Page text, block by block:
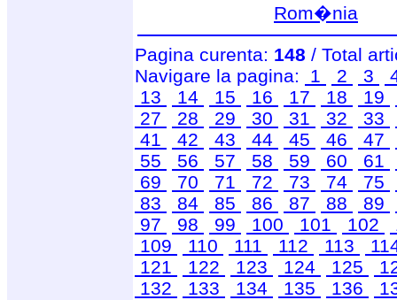
Rom�nia
Pagina curenta: 148 / Total
Navigare la pagina:
1 2 3
13
14 15 16 17 18 19
27
28 29 30 31 32 33
41
42 43 44 45 46 47
55
56 57 58 59 60 61
69
70 71 72 73 74 75
83
84 85 86 87 88 89
97
98 99 100 101 102
109
110 111 112 113
121
122 123 124 125
132
133 134 135 136